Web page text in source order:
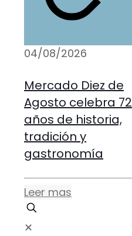
04/08/2026
Mercado Diez de
Agosto celebra 72
años de historia,
tradición y
gastronomía
Leer mas
✕